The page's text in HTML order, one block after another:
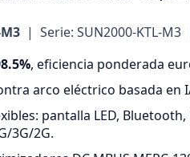
| Serie: SUN2000-KTL-
, eficiencia ponderada
arco eléctrico basada en
pantalla LED, Bluetooth,
3G/2G.